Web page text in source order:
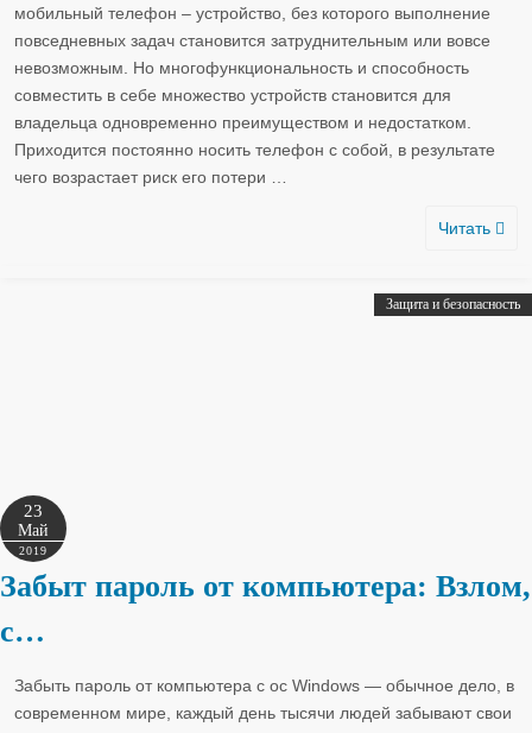
мобильный телефон – устройство, без которого выполнение
повседневных задач становится затруднительным или вовсе
невозможным. Но многофункциональность и способность
совместить в себе множество устройств становится для
владельца одновременно преимуществом и недостатком.
Приходится постоянно носить телефон с собой, в результате
чего возрастает риск его потери
Читать
Защита и безопасность
23
Май
2019
Забыт пароль от компьютера: Взлом,
с…
Забыть пароль от компьютера с ос Windows — обычное дело, в
современном мире, каждый день тысячи людей забывают свои